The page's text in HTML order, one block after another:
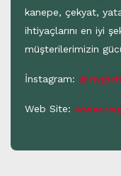
kanepe, çekyat,
ihtiyaçlarını en iyi
müşterilerimizin
İnstagram:
Web Site: